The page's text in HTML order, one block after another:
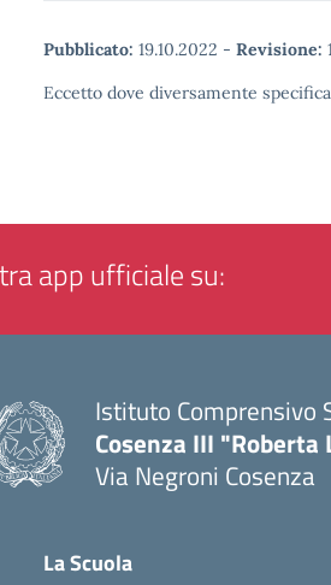
Pubblicato: 19.10.2022 - Revisione:
Eccetto dove diversamente
app ufficiale su:
Istituto Comprensivo
Cosenza III "Roberta
Via Negroni Cosenza
La Scuola